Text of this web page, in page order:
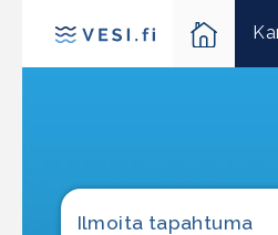
Ilmoita tapahtuma